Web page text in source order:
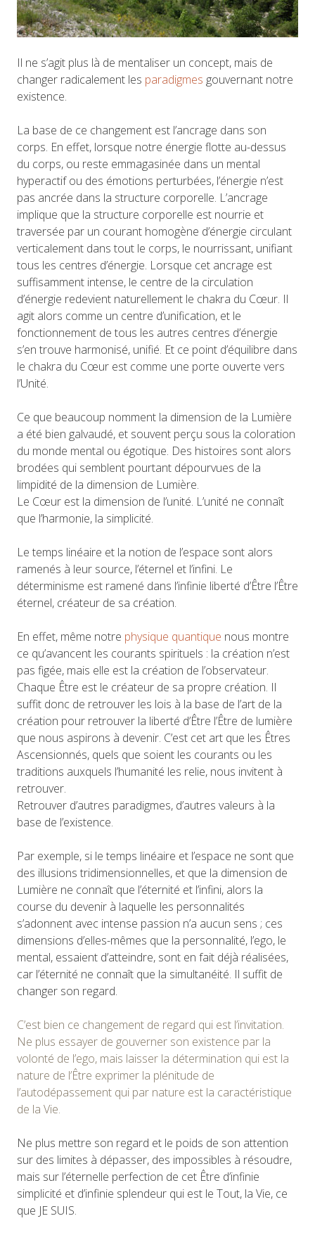
Il ne s’agit plus là de mentaliser un concept, mais de
changer radicalement les paradigmes gouvernant notre
existence.
La base de ce changement est l’ancrage dans son
corps. En effet, lorsque notre énergie flotte au-dessus
du corps, ou reste emmagasinée dans un mental
hyperactif ou des émotions perturbées, l’énergie n’est
pas ancrée dans la structure corporelle. L’ancrage
implique que la structure corporelle est nourrie et
traversée par un courant homogène d’énergie circulant
verticalement dans tout le corps, le nourrissant, unifiant
tous les centres d’énergie. Lorsque cet ancrage est
suffisamment intense, le centre de la circulation
d’énergie redevient naturellement le chakra du Cœur. Il
agit alors comme un centre d’unification, et le
fonctionnement de tous les autres centres d’énergie
s’en trouve harmonisé, unifié. Et ce point d’équilibre dans
le chakra du Cœur est comme une porte ouverte vers
l’Unité.
Ce que beaucoup nomment la dimension de la Lumière
a été bien galvaudé, et souvent perçu sous la coloration
du monde mental ou égotique. Des histoires sont alors
brodées qui semblent pourtant dépourvues de la
limpidité de la dimension de Lumière.
Le Cœur est la dimension de l’unité. L’unité ne connaît
que l’harmonie, la simplicité.
Le temps linéaire et la notion de l’espace sont alors
ramenés à leur source, l’éternel et l’infini. Le
déterminisme est ramené dans l’infinie liberté d’Être l’Être
éternel, créateur de sa création.
En effet, même notre physique quantique nous montre
ce qu’avancent les courants spirituels : la création n’est
pas figée, mais elle est la création de l’observateur.
Chaque Être est le créateur de sa propre création. Il
suffit donc de retrouver les lois à la base de l’art de la
création pour retrouver la liberté d’Être l’Être de lumière
que nous aspirons à devenir. C’est cet art que les Êtres
Ascensionnés, quels que soient les courants ou les
traditions auxquels l’humanité les relie, nous invitent à
retrouver.
Retrouver d’autres paradigmes, d’autres valeurs à la
base de l’existence.
Par exemple, si le temps linéaire et l’espace ne sont que
des illusions tridimensionnelles, et que la dimension de
Lumière ne connaît que l’éternité et l’infini, alors la
course du devenir à laquelle les personnalités
s’adonnent avec intense passion n’a aucun sens ; ces
dimensions d’elles-mêmes que la personnalité, l’ego, le
mental, essaient d’atteindre, sont en fait déjà réalisées,
car l’éternité ne connaît que la simultanéité. Il suffit de
changer son regard.
C’est bien ce changement de regard qui est l’invitation.
Ne plus essayer de gouverner son existence par la
volonté de l’ego, mais laisser la détermination qui est la
nature de l’Être exprimer la plénitude de
l’autodépassement qui par nature est la caractéristique
de la Vie.
Ne plus mettre son regard et le poids de son attention
sur des limites à dépasser, des impossibles à résoudre,
mais sur l’éternelle perfection de cet Être d’infinie
simplicité et d’infinie splendeur qui est le Tout, la Vie, ce
que JE SUIS.